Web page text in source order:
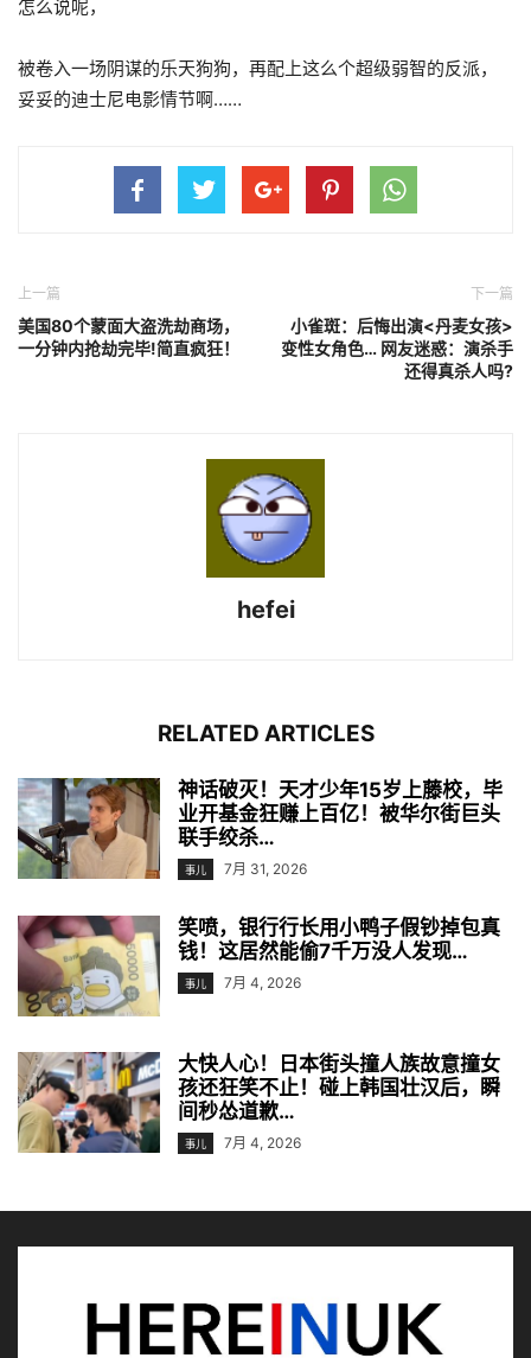
怎么说呢，
被卷入一场阴谋的乐天狗狗，再配上这么个超级弱智的反派，
妥妥的迪士尼电影情节啊……
上一篇
美国80个蒙面大盗洗劫商场，
一分钟内抢劫完毕!简直疯狂！
下一篇
小雀斑：后悔出演<丹麦女孩>
变性女角色… 网友迷惑：演杀手
还得真杀人吗?
hefei
RELATED ARTICLES
神话破灭！天才少年15岁上藤校，毕
业开基金狂赚上百亿！被华尔街巨头
联手绞杀…
事儿 7月 31, 2026
笑喷，银行行长用小鸭子假钞掉包真
钱！这居然能偷7千万没人发现…
事儿 7月 4, 2026
大快人心！日本街头撞人族故意撞女
孩还狂笑不止！碰上韩国壮汉后，瞬
间秒怂道歉…
事儿 7月 4, 2026